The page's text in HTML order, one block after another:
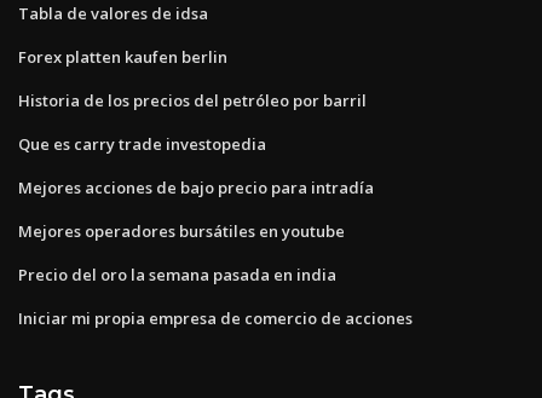
Tabla de valores de idsa
Forex platten kaufen berlin
Historia de los precios del petróleo por barril
Que es carry trade investopedia
Mejores acciones de bajo precio para intradía
Mejores operadores bursátiles en youtube
Precio del oro la semana pasada en india
Iniciar mi propia empresa de comercio de acciones